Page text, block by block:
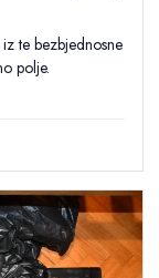
te bezbjednosne
polje.